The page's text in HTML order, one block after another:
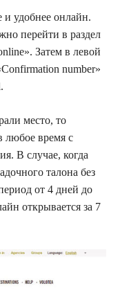
и удобнее онлайн.
перейти в раздел
Затем в левой
number»
место, то
любое время с
В случае, когда
талона без
от 4 дней до
открывается за 7